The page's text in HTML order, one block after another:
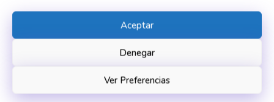
Aceptar
Denegar
Ver Preferencias